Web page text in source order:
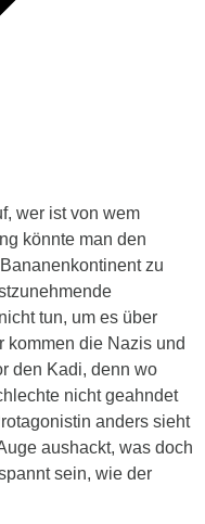
wer ist von wem
könnte man den
zu
tun, um es über
kommen die Nazis und
den Kadi, denn wo
nicht geahndet
anders sieht
aushackt, was doch
sein, wie der